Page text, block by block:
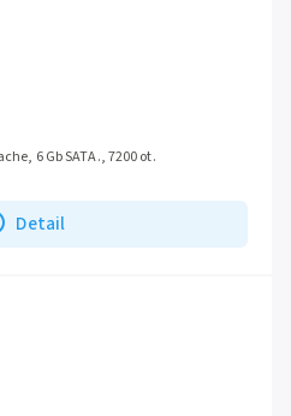
Detail
6 Gb SATA., 7200 ot.